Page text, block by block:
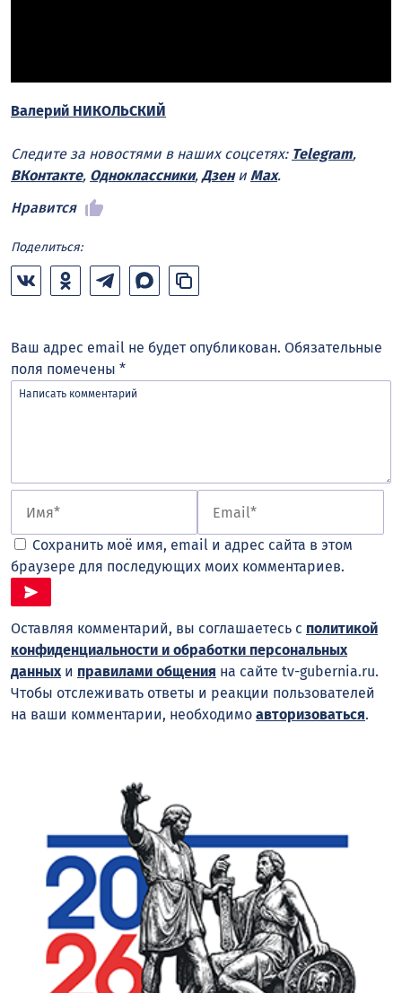
Валерий НИКОЛЬСКИЙ
Следите за новостями в наших соцсетях: Telegram,
ВКонтакте, Одноклассники, Дзени Max.
Нравится
Поделиться:
Ваш адрес email не будет опубликован. Обязательные
поля помечены *
Сохранить моё имя, email и адрес сайта в этом
браузере для последующих моих комментариев.
Оставляя комментарий, вы соглашаетесь с политикой
конфиденциальности и обработки персональных
данныхи правилами общения на сайте tv-gubernia.ru.
Чтобы отслеживать ответы и реакции пользователей
на ваши комментарии, необходимо авторизоваться.